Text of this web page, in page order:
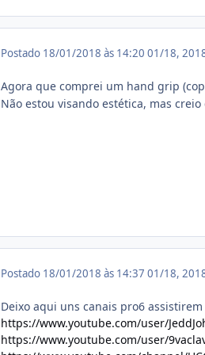
Postado 18/01/2018 às 14:20 01/18,
Agora que comprei um hand grip
Não estou visando estética, mas
Postado 18/01/2018 às 14:37 01/18,
Deixo aqui uns canais pro6 assistirem
https://www.youtube.com/user/
https://www.youtube.com/user/